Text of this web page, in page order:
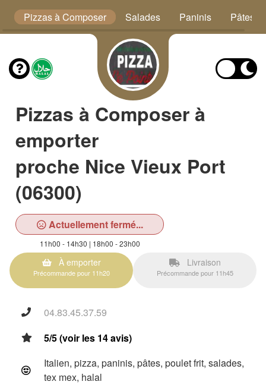
Pizzas à Composer Salades Paninis Pâtes
Pizzas à Composer à
emporter
proche Nice Vieux Port
(06300)
Actuellement fermé...
11h00 - 14h30 | 18h00 - 23h00
À emporter
Précommande pour 11h20
Livraison
Précommande pour 11h45
04.83.45.37.59
5/5 (voir les 14 avis)
Italien, pizza, paninis, pâtes, poulet frit, salades,
tex mex, halal